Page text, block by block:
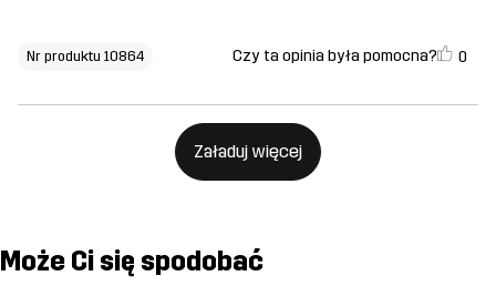
Nr produktu 10864 Czy ta opinia była pomocna? 0
Załaduj więcej
Może Ci się spodobać